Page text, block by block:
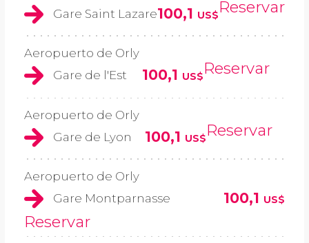
Gare Saint Lazare100,1 US$Reservar
Aeropuerto de Orly
Gare de l'Est
100,1 US$Reservar
Aeropuerto de Orly
Gare de Lyon
100,1 US$Reservar
Aeropuerto de Orly
Gare Montparnasse
100,1 US$
Reservar